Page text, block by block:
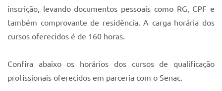
inscrição, levando documentos pessoais como RG, CPF e
também comprovante de residência. A carga horária dos
cursos oferecidos é de 160 horas.
Confira abaixo os horários dos cursos de qualificação
profissionais oferecidos em parceria com o Senac.